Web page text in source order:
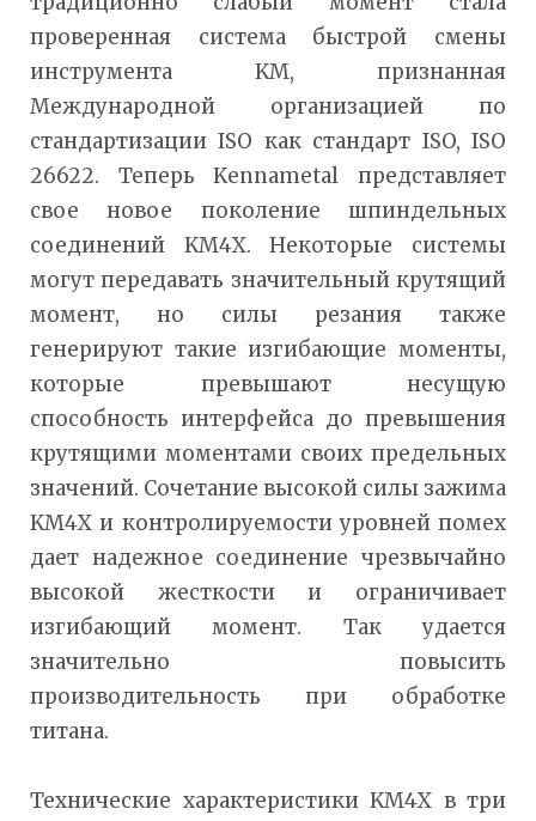
проверенная система быстрой смены
инструмента KM, признанная
Международной организацией по
стандартизации ISO как стандарт ISO, ISO
26622. Теперь Kennametal представляет
свое новое поколение шпиндельных
соединений KM4X. Некоторые системы
могут передавать значительный крутящий
момент, но силы резания также
генерируют такие изгибающие моменты,
которые превышают несущую
способность интерфейса до превышения
крутящими моментами своих предельных
значений. Сочетание высокой силы зажима
KM4X и контролируемости уровней помех
дает надежное соединение чрезвычайно
высокой жесткости и ограничивает
изгибающий момент. Так удается
значительно повысить
производительность при обработке
титана.
Технические характеристики KM4X в три